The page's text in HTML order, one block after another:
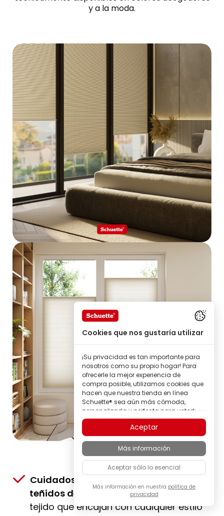
y a la moda.
Cuidadosamente seleccionados &
teñidos de forma delicada: colores de
tejido que encajan con cualquier estilo
Cookies que nos gustaría utilizar
¡Su privacidad es tan importante para
nosotros como su propio hogar! Para
ofrecerle la mejor experiencia de
compra posible, utilizamos cookies que
hacen que nuestra tienda en línea
Schuette® sea aún más cómoda,
personalizada y perfecta para usted;
todo para que pueda descubrir
productos de la marca Schuette® con
la mejor calidad.
Algunas de estas cookies son
necesarias para que nuestra tienda
Schuette® funcione de forma fiable;
otras nos permiten personalizar los
contenidos y anuncios según sus
intereses, o participar de manera
completamente anónima en el análisis
del comportamiento de los visitantes.
Aceptar
Más información
Aceptar sólo lo esencial
Más información en nuestra política de
privacidad